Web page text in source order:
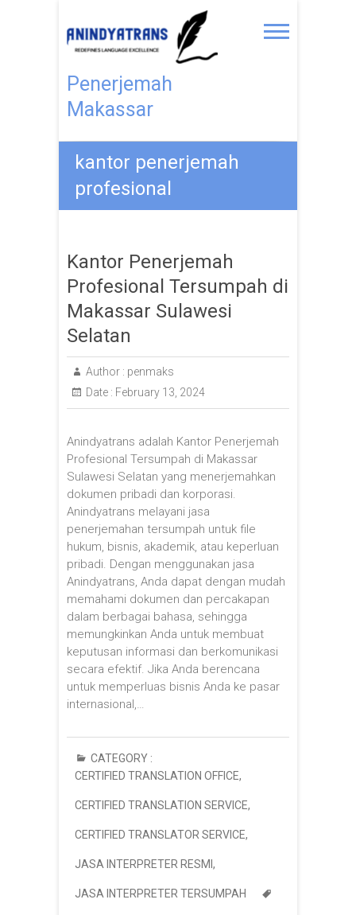
Penerjemah
Makassar
kantor penerjemah
profesional
Kantor Penerjemah
Profesional Tersumpah di
Makassar Sulawesi
Selatan
Author : penmaks
Date : February 13, 2024
Anindyatrans adalah Kantor Penerjemah
Profesional Tersumpah di Makassar
Sulawesi Selatan yang menerjemahkan
dokumen pribadi dan korporasi.
Anindyatrans melayani jasa
penerjemahan tersumpah untuk file
hukum, bisnis, akademik, atau keperluan
pribadi. Dengan menggunakan jasa
Anindyatrans, Anda dapat dengan mudah
memahami dokumen dan percakapan
dalam berbagai bahasa, sehingga
memungkinkan Anda untuk membuat
keputusan informasi dan berkomunikasi
secara efektif. Jika Anda berencana
untuk memperluas bisnis Anda ke pasar
internasional,…
CATEGORY :
CERTIFIED TRANSLATION OFFICE,
CERTIFIED TRANSLATION SERVICE,
CERTIFIED TRANSLATOR SERVICE,
JASA INTERPRETER RESMI ,
JASA INTERPRETER TERSUMPAH